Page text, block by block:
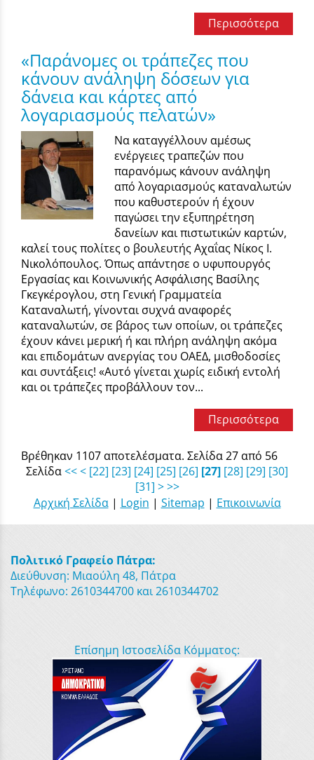
Περισσότερα
«Παράνομες οι τράπεζες που
κάνουν ανάληψη δόσεων για
δάνεια και κάρτες από
λογαριασμούς πελατών»
Να καταγγέλλουν αμέσως
ενέργειες τραπεζών που
παρανόμως κάνουν ανάληψη
από λογαριασμούς καταναλωτών
που καθυστερούν ή έχουν
παγώσει την εξυπηρέτηση
δανείων και πιστωτικών καρτών,
καλεί τους πολίτες ο βουλευτής Αχαΐας Νίκος Ι.
Νικολόπουλος. Όπως απάντησε ο υφυπουργός
Εργασίας και Κοινωνικής Ασφάλισης Βασίλης
Γκεγκέρογλου, στη Γενική Γραμματεία
Καταναλωτή, γίνονται συχνά αναφορές
καταναλωτών, σε βάρος των οποίων, οι τράπεζες
έχουν κάνει μερική ή και πλήρη ανάληψη ακόμα
και επιδομάτων ανεργίας του ΟΑΕΔ, μισθοδοσίες
και συντάξεις! «Αυτό γίνεται χωρίς ειδική εντολή
και οι τράπεζες προβάλλουν τον...
Περισσότερα
Βρέθηκαν 1107 αποτελέσματα. Σελίδα 27 από 56
Σελίδα<<< [22] [23] [24] [25] [26] [27] [28] [29] [30]
[31] > >>
Αρχική Σελίδα| Login | Sitemap | Επικοινωνία
Πολιτικό Γραφείο Πάτρα:
Διεύθυνση: Μιαούλη 48, Πάτρα
Τηλέφωνο: 2610344700 και 2610344702
Επίσημη Ιστοσελίδα Κόμματος: